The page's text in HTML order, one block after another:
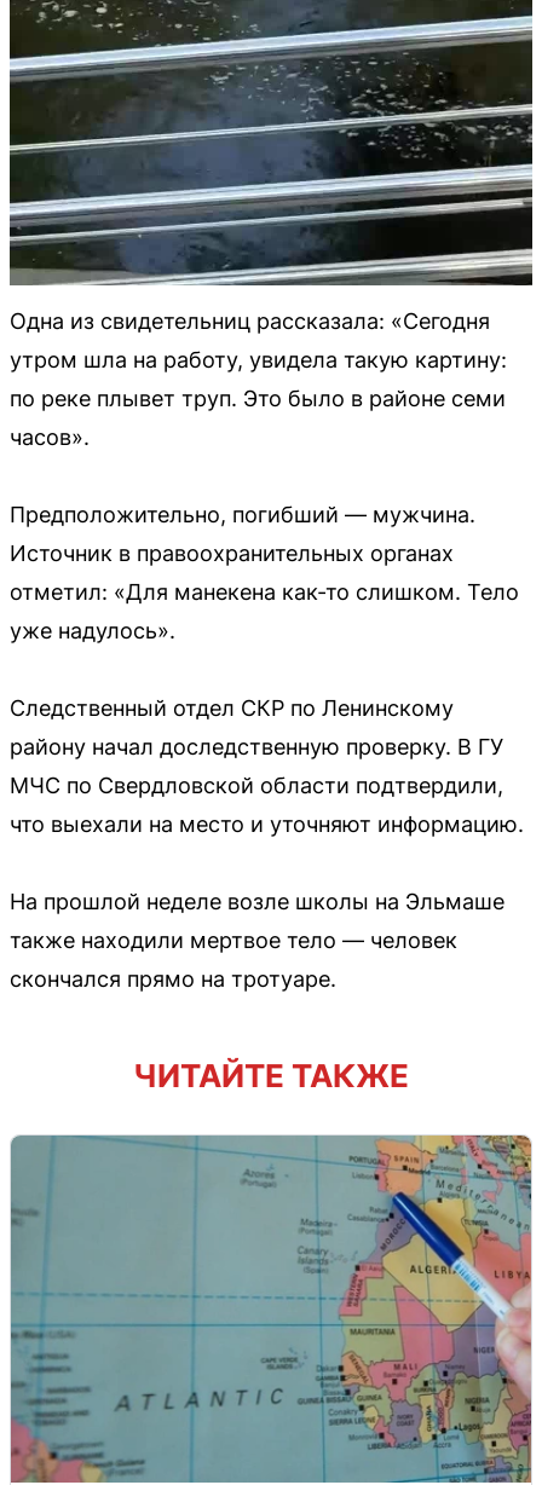
Одна из свидетельниц рассказала: «Сегодня
утром шла на работу, увидела такую картину:
по реке плывет труп. Это было в районе семи
часов».
Предположительно, погибший — мужчина.
Источник в правоохранительных органах
отметил: «Для манекена как-то слишком. Тело
уже надулось».
Следственный отдел СКР по Ленинскому
району начал доследственную проверку. В ГУ
МЧС по Свердловской области подтвердили,
что выехали на место и уточняют информацию.
На прошлой неделе возле школы на Эльмаше
также находили мертвое тело — человек
скончался прямо на тротуаре.
ЧИТАЙТЕ ТАКЖЕ